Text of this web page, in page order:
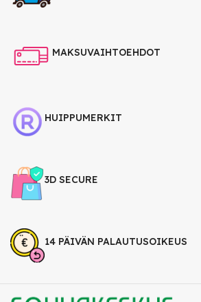
MAKSUVAIHTOEHDOT
HUIPPUMERKIT
3D SECURE
14 PÄIVÄN PALAUTUSOIKEUS